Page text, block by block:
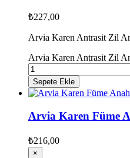
₺227,00
Arvia Karen Antrasit Zil
Arvia Karen Antrasit Zil
Sepete Ekle
Arvia Karen Füme
₺216,00
×